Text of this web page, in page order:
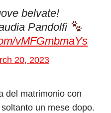
belvate!
Pandolfi
vMFGmbmaYs
20, 2023
del matrimonio con
un mese dopo.